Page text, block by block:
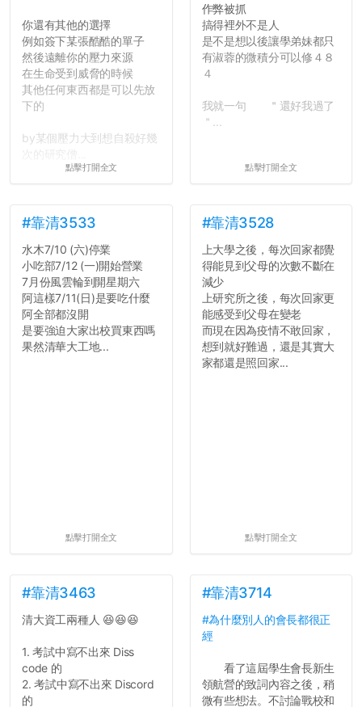
你還有其他的選擇
例如簽下某張酷酷的單子
然後遠離你的壓力來源
在生命受到威脅的時候
其他任何東西都是可以先放
下的
by某個壓力大到想自殺好幾
點擊打開全文
作弊被抓
搞得裡外不是人
是不是想以後讓學弟妹都只
有淑蓉的微積分可以修４８
４
我就一句 ＂還好我過了
＂...
點擊打開全文
#靠清3533
水木7/10 (六)停業
小吃部7/12 (一)開始營業
7月份風雲輪到開星期六
阿這樣7/11(日)是要吃什麼
阿全部都沒開
是要強迫大家出校買東西嗎
果然清華大工地...
點擊打開全文
#靠清3528
上大學之後，每次回家都覺
得能見到父母的次數不斷在
減少
上研究所之後，每次回家更
能感受到父母在變老
而現在因為疫情不敢回家，
想到就好難過，還是其實大
家都還是照回家...
點擊打開全文
#靠清3463
清大資工兩種人 😆😆😆
1. 考試中寫不出來 Diss
code 的
2. 考試中寫不出來 Discord
的
#靠清3714
#為什麼別人的會長都很正
經
看了這屆學生會長新生
領航營的致詞內容之後，稍
微有些想法。不討論戰校和